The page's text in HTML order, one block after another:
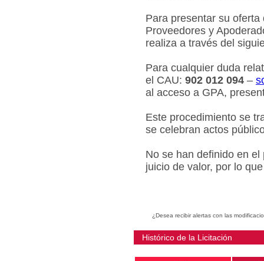
Para presentar su
Proveedores y
realiza a través del
Para cualquier duda
el CAU: 902 012 094 –
al acceso a GPA,
Este procedimiento se
se celebran actos
No se han definido en
juicio de valor, por lo
¿Desea recibir alertas con las
Histórico de la Licitación